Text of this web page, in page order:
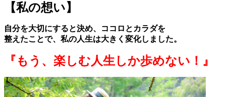
【私の想い】
自分を大切にすると決め、ココロとカラダを
整えたことで、私の人生は大きく変化しました。
『もう、楽しむ人生しか歩めない！ 』